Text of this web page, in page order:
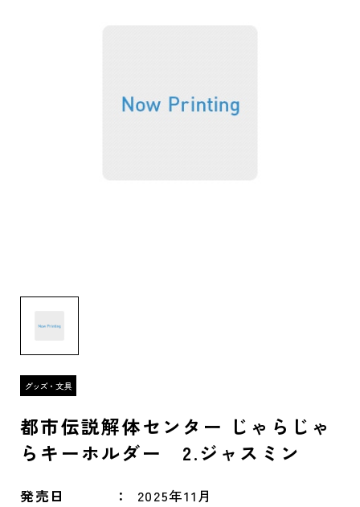
都市伝説解体センター じゃらじゃ
らキーホルダー 2.ジャスミン
発売日 2025年11月